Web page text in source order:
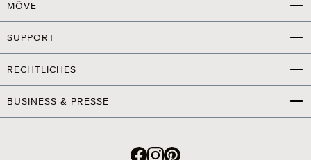
MÖVE
SUPPORT
RECHTLICHES
BUSINESS & PRESSE